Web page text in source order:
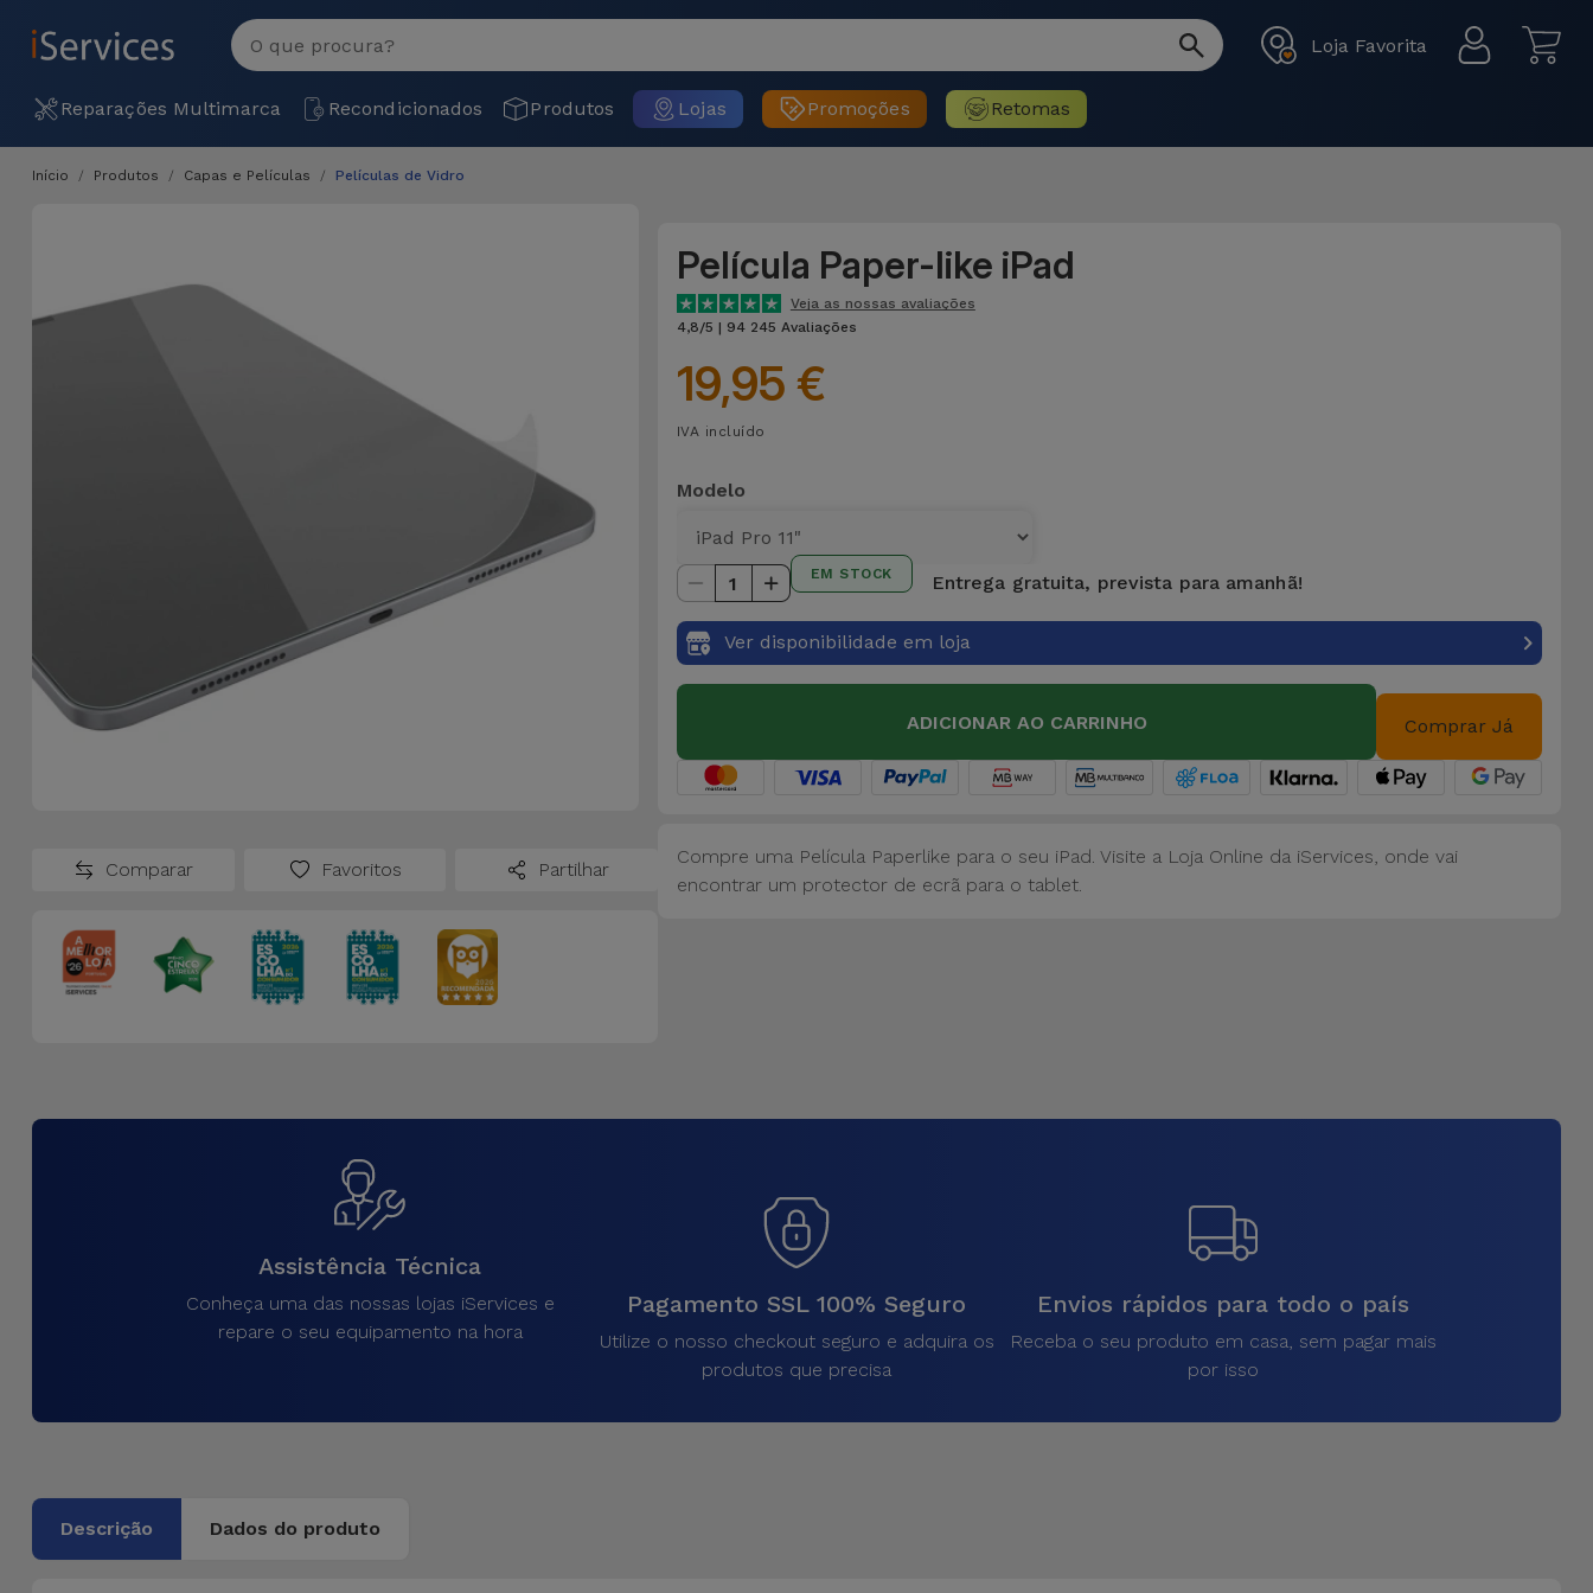
Loja Favorita
Reparações Multimarca Recondicionados Produtos Lojas Promoções Retomas
MENU
Ver
Início Produtos Capas e Películas Películas de Vidro
Comparar Favoritos Partilhar
Película Paper-like iPad
Veja as nossas avaliações
4,8/5 | 94 245 Avaliações
19,95 €
IVA incluído
Modelo
1 EM STOCK Entrega gratuita, prevista para amanhã!
Ver disponibilidade em loja
ADICIONAR AO CARRINHO Comprar Já
Compre uma Película Paperlike para o seu iPad. Visite a Loja Online da iServices, onde vai
encontrar um protector de ecrã para o tablet.
Assistência Técnica
Conheça uma das nossas lojas iServices e
repare o seu equipamento na hora
Pagamento SSL 100% Seguro
Utilize o nosso checkout seguro e adquira os
produtos que precisa
Envios rápidos para todo o país
Receba o seu produto em casa, sem pagar mais
por isso
Descrição Dados do produto